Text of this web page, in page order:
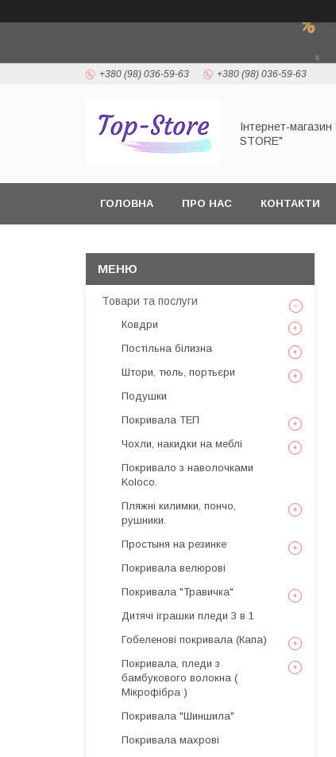
+380 (98) 036-59-63 +380 (98) 036-59-63
Інтернет-магазин
STORE"
ГОЛОВНА ПРО НАС КОНТАКТИ
Товари та послуги
Ковдри
Постільна білизна
Штори, тюль, портьєри
Подушки
Покривала ТЕП
Чохли, накидки на меблі
Покривало з наволочками
Koloco.
Пляжні килимки, пончо,
рушники.
Простыня на резинке
Покривала велюрові
Покривала "Травичка"
Дитячі іграшки пледи 3 в 1
Гобеленові покривала (Капа)
Покривала, пледи з
бамбукового волокна (
Мікрофібра )
Покривала "Шиншила"
Покривала махрові